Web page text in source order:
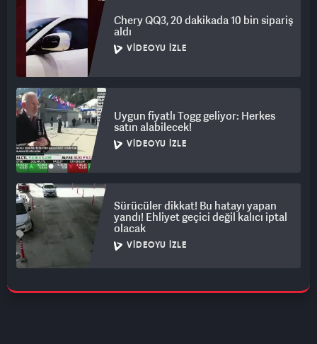
Chery QQ3, 20 dakikada 10 bin sipariş
aldı
VIDEOYU İZLE
Uygun fiyatlı Togg geliyor: Herkes
satın alabilecek!
VIDEOYU İZLE
Sürücüler dikkat! Bu hatayı yapan
yandı! Ehliyet geçici değil kalıcı iptal
olacak
VIDEOYU İZLE